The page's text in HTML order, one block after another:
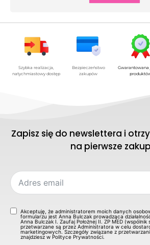
Szybka realizacja,
natychmiastowy dostęp
Bezpieczeństwo
zakupów
Gwarantowana
Zapisz się do newslettera i
na pierwsze
Akceptuję, że administratorem moich danych
formularzu jest Anna Bulczak prowadząca
Anna Bulczak I. Zaufaj Położnej II. ZP MED (wspólnik
przetwarzane są przez Administratora w celu
marketingowych. Szczegóły związane z
znajdziesz w Polityce Prywatności.